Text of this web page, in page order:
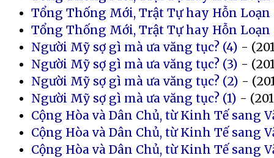
Tổng Thống Mới, Trật Tự hay Hỗn Loạn
Tổng Thống Mới, Trật Tự hay Hỗn Loạn
Người Mỹ sợ gì mà ưa văng tục? (4) -
Người Mỹ sợ gì mà ưa văng tục? (3) -
Người Mỹ sợ gì mà ưa văng tục? (2) -
Người Mỹ sợ gì mà ưa văng tục? (1) -
Cộng Hòa và Dân Chủ, từ Kinh Tế sang
Cộng Hòa và Dân Chủ, từ Kinh Tế sang
Cộng Hòa và Dân Chủ, từ Kinh Tế sang